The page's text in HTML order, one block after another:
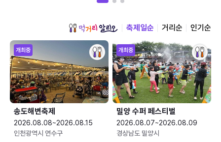
축제일순 거리순 인기순
개최중
송도해변축제
2026.08.08~2026.08.15
인천광역시 연수구
개최중
밀양 수퍼 페스티벌
2026.08.07~2026.08.09
경상남도 밀양시